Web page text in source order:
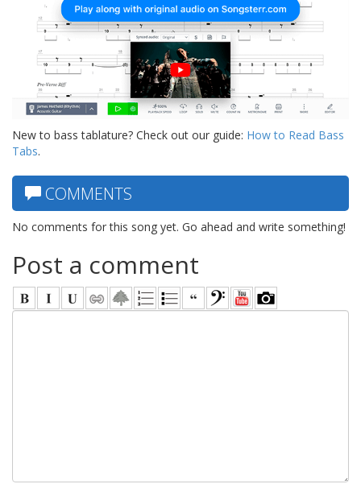
New to bass tablature? Check out our guide: How to Read Bass
Tabs.
COMMENTS
No comments for this song yet. Go ahead and write something!
Post a comment